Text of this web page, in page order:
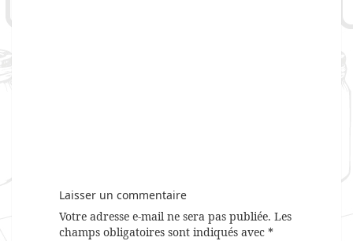
Laisser un commentaire
Votre adresse e-mail ne sera pas publiée. Les
champs obligatoires sont indiqués avec *